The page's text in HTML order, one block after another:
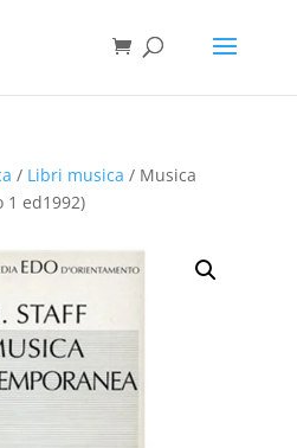
/ Libri musica / Musica
1 ed1992)